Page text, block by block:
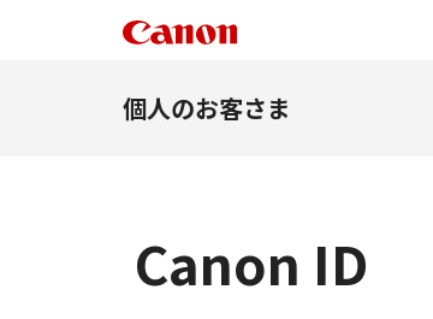
個人のお客さま
Canon ID